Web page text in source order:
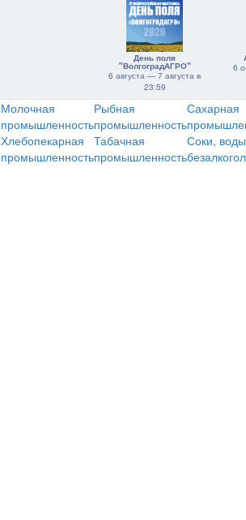
День поля
"ВолгоградАГРО"
6 августа — 7 августа в
23:59
6
Молочная
промышленность
Рыбная
промышленность
Сахарная
Хлебопекарная
промышленность
Табачная
промышленность
Соки,